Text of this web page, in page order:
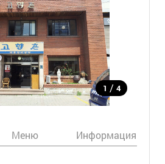
1 / 4
Меню Информация